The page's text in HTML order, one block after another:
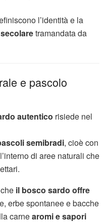
l’identità e la
tramandata da
e pascolo
autentico risiede nel
semibradi, cioè con
di aree naturali che
il bosco sardo offre
erbe spontanee e bacche
carnearomi e sapori